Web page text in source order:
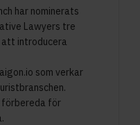
har nominerats
Lawyers tre
introducera
som verkar
för